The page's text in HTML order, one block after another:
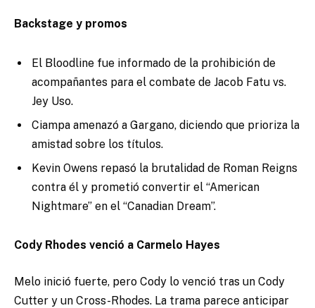
Backstage y promos
El Bloodline fue informado de la prohibición de
acompañantes para el combate de Jacob Fatu vs.
Jey Uso.
Ciampa amenazó a Gargano, diciendo que prioriza la
amistad sobre los títulos.
Kevin Owens repasó la brutalidad de Roman Reigns
contra él y prometió convertir el “American
Nightmare” en el “Canadian Dream”.
Cody Rhodes venció a Carmelo Hayes
Melo inició fuerte, pero Cody lo venció tras un Cody
Cutter y un Cross-Rhodes. La trama parece anticipar